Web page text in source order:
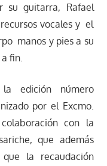
su guitarra, Rafael
vocales y el
manos y pies a su
fin.
edición número
por el Excmo.
con la
que además
la recaudación